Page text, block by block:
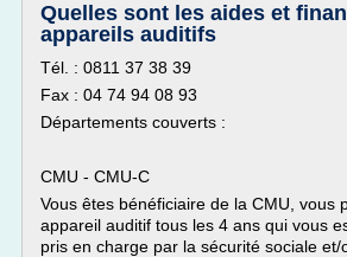
Quelles sont les aides et
appareils auditifs
Tél. : 0811 37 38 39
Fax : 04 74 94 08 93
Départements couverts :
CMU - CMU-C
Vous êtes bénéficiaire de la CMU, vous
appareil auditif tous les 4 ans qui vous
pris en charge par la sécurité sociale